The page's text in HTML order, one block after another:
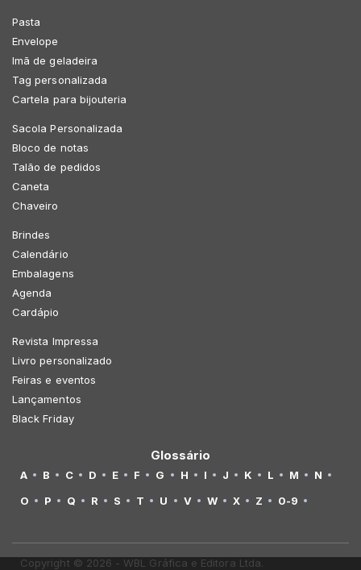
Pasta
Envelope
Imã de geladeira
Tag personalizada
Cartela para bijouteria
Sacola Personalizada
Bloco de notas
Talão de pedidos
Caneta
Chaveiro
Brindes
Calendário
Embalagens
Agenda
Cardápio
Revista Impressa
Livro personalizado
Feiras e eventos
Lançamentos
Black Friday
Glossário
A B C D E F G H I J K L M
N
O
P Q R S T U V W X Z 0-9
Copyright © 2026 - WBL Gráfica e Editora Ltda.